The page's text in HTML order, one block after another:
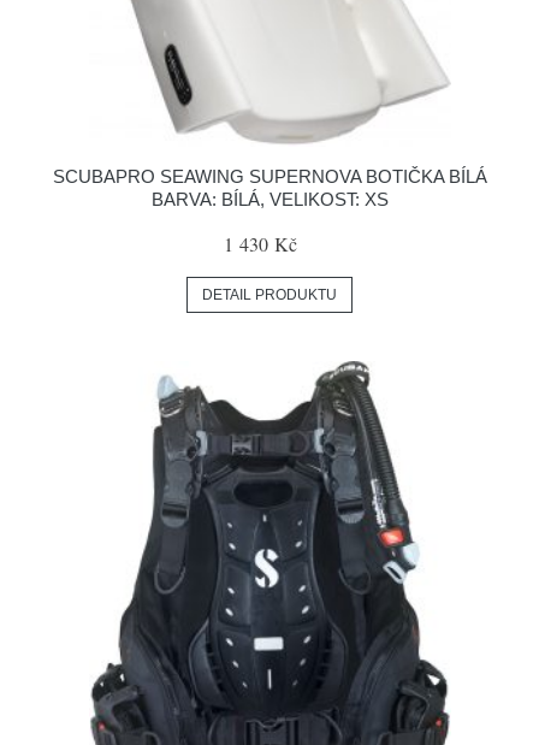
SCUBAPRO SEAWING SUPERNOVA BOTIČKA BÍLÁ
BARVA: BÍLÁ, VELIKOST: XS
1 430 Kč
DETAIL PRODUKTU